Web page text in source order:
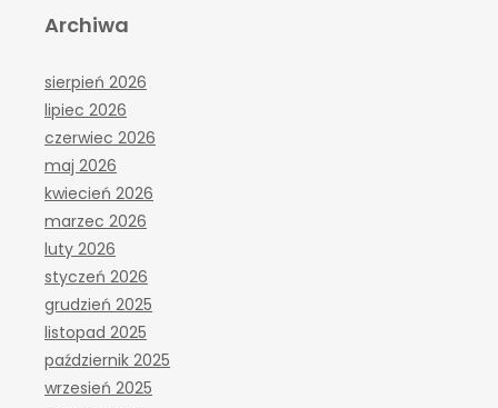
Archiwa
sierpień 2026
lipiec 2026
czerwiec 2026
maj 2026
kwiecień 2026
marzec 2026
luty 2026
styczeń 2026
grudzień 2025
listopad 2025
październik 2025
wrzesień 2025